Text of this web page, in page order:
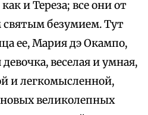
и Тереза; все они от
святым безумием. Тут
ее, Мария дэ Окампо,
веселая и умная,
и легкомысленной,
великолепных